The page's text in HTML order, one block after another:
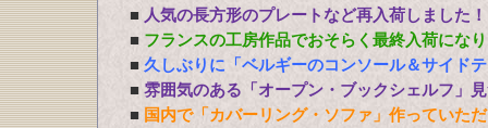
■ 人気の長方形のプレートなど再入荷しました！
■ フランスの工房作品でおそらく最終入荷にな
■ 久しぶりに「ベルギーのコンソール＆サイド
■ 雰囲気のある「オープン・ブックシェルフ」
■ 国内で「カバーリング・ソファ」作っていた